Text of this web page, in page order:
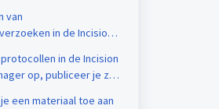
van
in de Incision
in de Incision
op, publiceer je ze,
een materiaal toe aan